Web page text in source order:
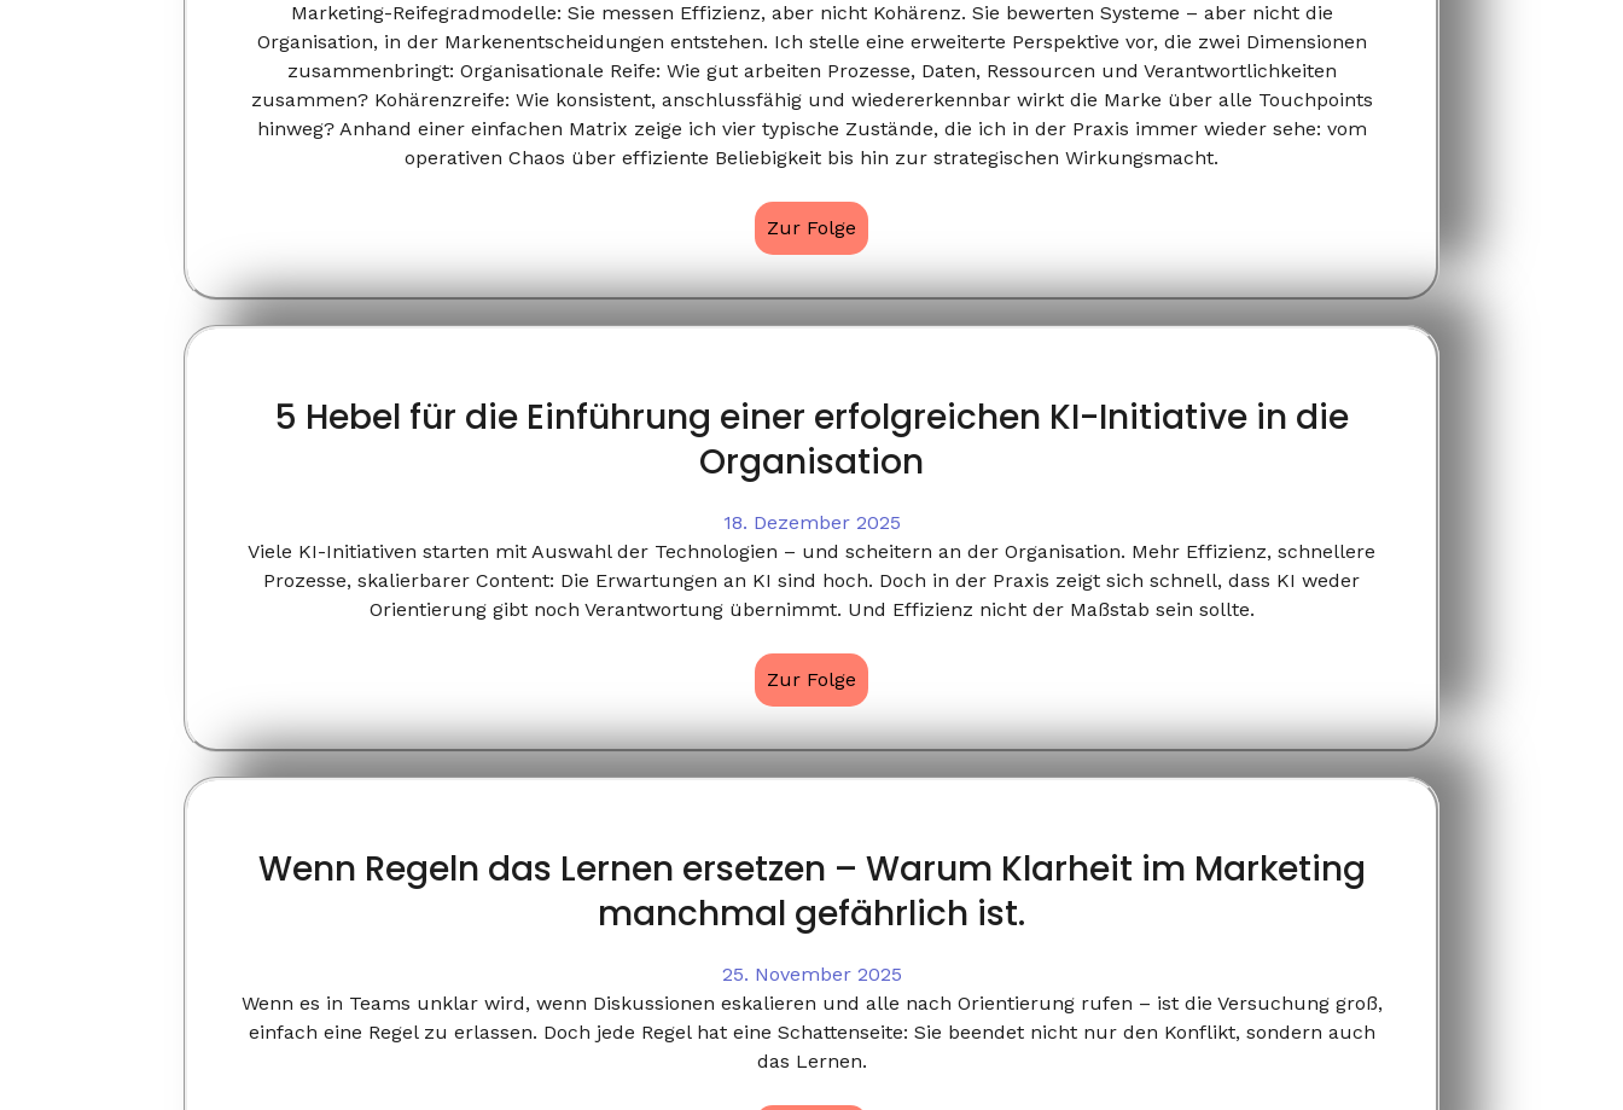
Marketing-Reifegradmodelle: Sie messen Effizienz, aber nicht Kohärenz. Sie bewerten Systeme – aber nicht die
Organisation, in der Markenentscheidungen entstehen. Ich stelle eine erweiterte Perspektive vor, die zwei Dimensionen
zusammenbringt: Organisationale Reife: Wie gut arbeiten Prozesse, Daten, Ressourcen und Verantwortlichkeiten
zusammen? Kohärenzreife: Wie konsistent, anschlussfähig und wiedererkennbar wirkt die Marke über alle Touchpoints
hinweg? Anhand einer einfachen Matrix zeige ich vier typische Zustände, die ich in der Praxis immer wieder sehe: vom
operativen Chaos über effiziente Beliebigkeit bis hin zur strategischen Wirkungsmacht.
Zur Folge
5 Hebel für die Einführung einer erfolgreichen KI-Initiative in die
Organisation
18. Dezember 2025
Viele KI-Initiativen starten mit Auswahl der Technologien – und scheitern an der Organisation. Mehr Effizienz, schnellere
Prozesse, skalierbarer Content: Die Erwartungen an KI sind hoch. Doch in der Praxis zeigt sich schnell, dass KI weder
Orientierung gibt noch Verantwortung übernimmt. Und Effizienz nicht der Maßstab sein sollte.
Zur Folge
Wenn Regeln das Lernen ersetzen – Warum Klarheit im Marketing
manchmal gefährlich ist.
25. November 2025
Wenn es in Teams unklar wird, wenn Diskussionen eskalieren und alle nach Orientierung rufen – ist die Versuchung groß,
einfach eine Regel zu erlassen. Doch jede Regel hat eine Schattenseite: Sie beendet nicht nur den Konflikt, sondern auch
das Lernen.